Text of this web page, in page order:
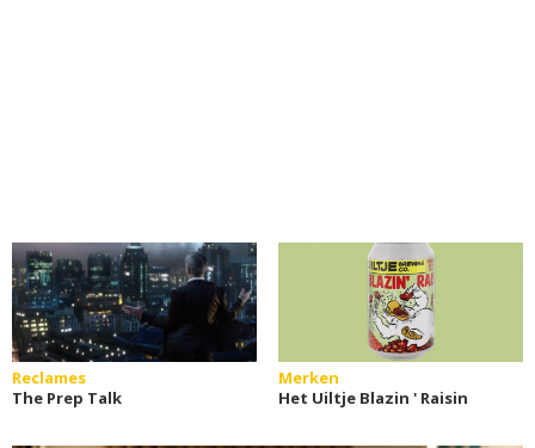
Reclames
The Prep Talk
Merken
Het Uiltje Blazin ' Raisin